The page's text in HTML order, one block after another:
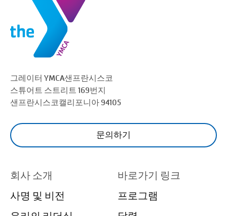
그레이터 YMCA샌프란시스코
스튜어트 스트리트 169번지
샌프란시스코캘리포니아 94105
문의하기
회사 소개
사명 및 비전
바로가기 링크
프로그램